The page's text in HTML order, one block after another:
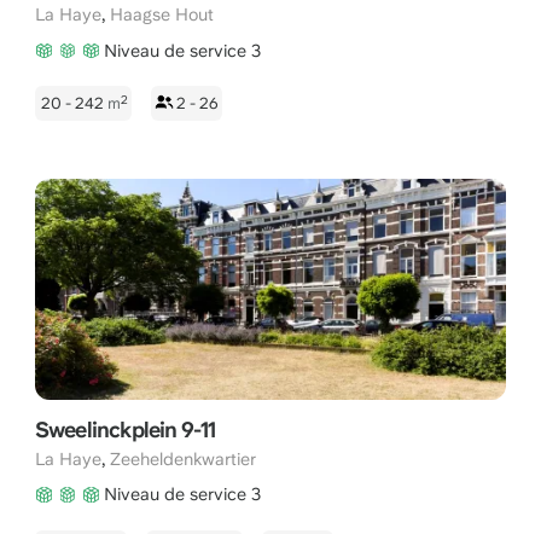
La Haye, Haagse Hout
Niveau de service 3
20 - 242 m2 2 - 26
Sweelinckplein 9-11
La Haye, Zeeheldenkwartier
Niveau de service 3